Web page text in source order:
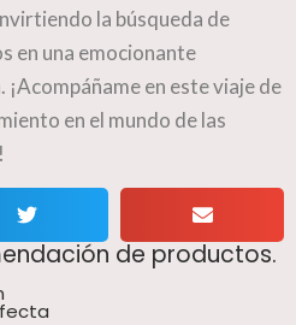
la búsqueda de
en una emocionante
¡Acompáñame en este viaje de
en el mundo de las
de productos.